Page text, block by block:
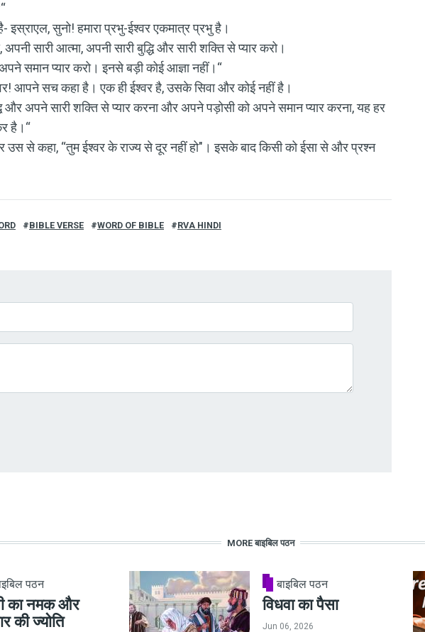
इस्राएल, सुनो! हमारा प्रभु-ईश्वर एकमात्र प्रभु है।
सारी आत्मा, अपनी सारी बुद्धि और सारी शक्ति से प्यार करो।
समान प्यार करो। इनसे बड़ी कोई आज्ञा नहीं।“
आपने सच कहा है। एक ही ईश्वर है, उसके सिवा और कोई नहीं है।
और अपने सारी शक्ति से प्यार करना और अपने पड़ोसी को अपने समान प्यार करना, यह हर
है।“
उस से कहा, “तुम ईश्वर के राज्य से दूर नहीं हो"। इसके बाद किसी को ईसा से और प्रश्न
BIBLE VERSE WORD OF BIBLE RVA HINDI
MORE बाइबिल पठन
पठन
का नमक और
की ज्योति
बाइबिल पठन
विधवा का पैसा
Jun 06, 2026